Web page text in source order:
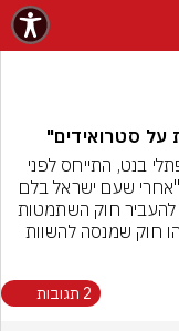
על סטרואידים"
2 תגובות